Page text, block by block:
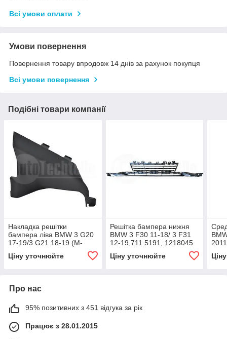
Всі умови оплати
Умови повернення
Повернення товару впродовж 14 днів за рахунок покупця
Всі умови повернення
Подібні товари компанії
Накладка решітки
бампера ліва BMW 3 G20
17-19/3 G21 18-19 (M-
709 5147,
Ціну уточнюйте
Решітка бампера нижня
BMW 3 F30 11-18/ 3 F31
12-19,711 5191, 1218045
Ціну уточнюйте
2011
Про нас
95% позитивних з 451 відгука за рік
Працює з 28.01.2015